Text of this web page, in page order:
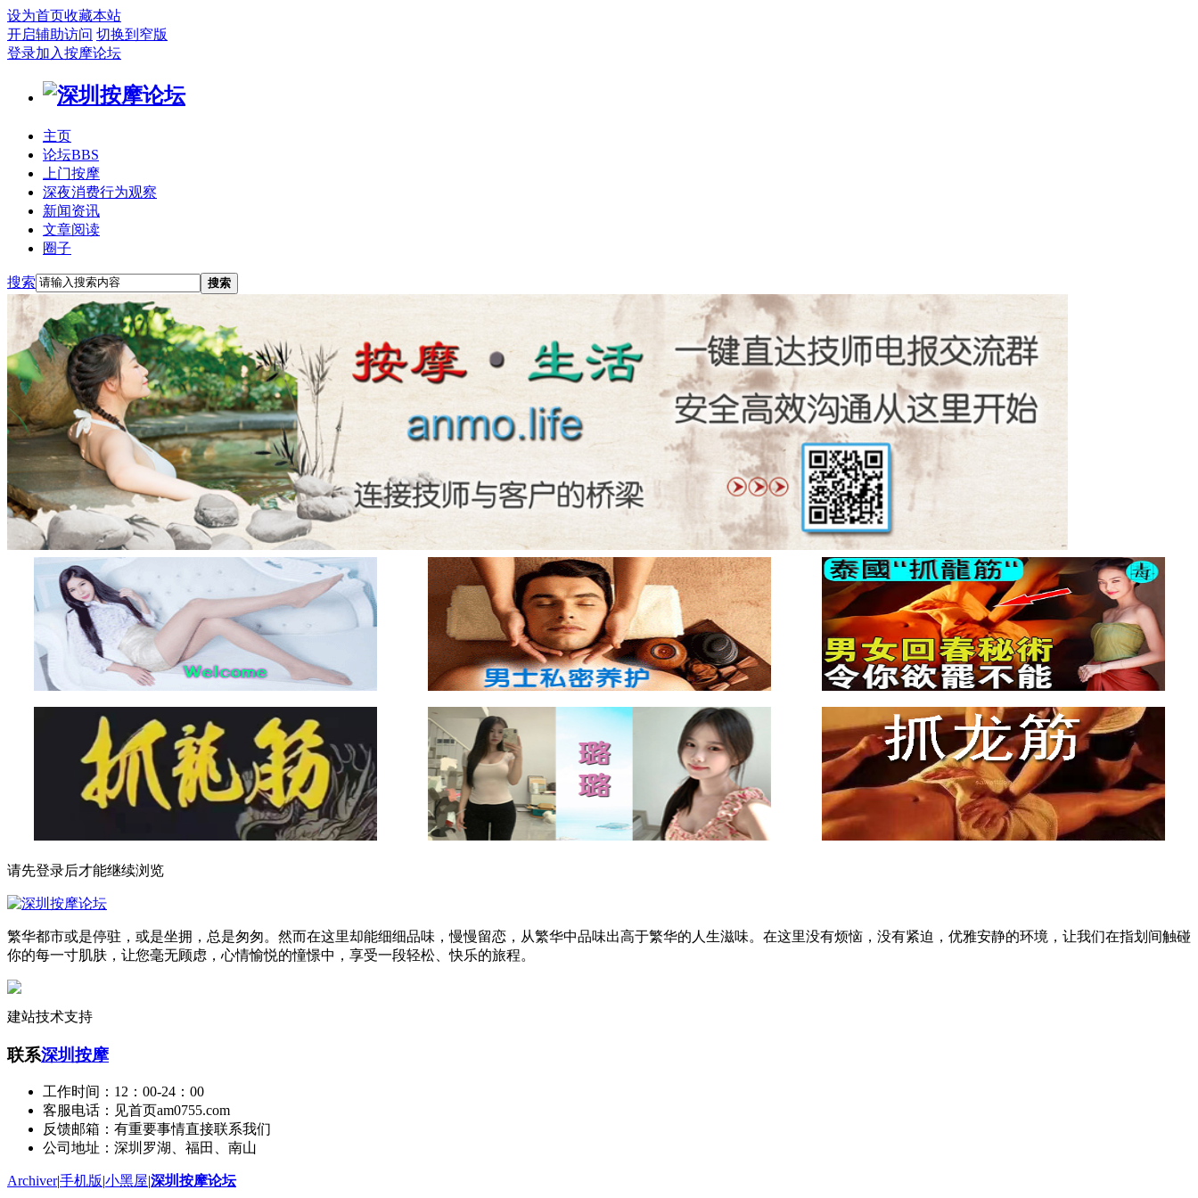
设为首页收藏本站
开启辅助访问 切换到窄版
登录加入按摩论坛
主页
论坛BBS
上门按摩
深夜消费行为观察
新闻资讯
文章阅读
圈子
搜索 搜索
请先登录后才能继续浏览
繁华都市或是停驻，或是坐拥，总是匆匆。然而在这里却能细细品味，慢慢留恋，从繁华中品味出高于繁华的人生滋味。在这里没有烦恼，没有紧迫，优雅安静的环境，让我们在指划间触碰
你的每一寸肌肤，让您毫无顾虑，心情愉悦的憧憬中，享受一段轻松、快乐的旅程。
建站技术支持
联系深圳按摩
工作时间：12：00-24：00
客服电话：见首页am0755.com
反馈邮箱：有重要事情直接联系我们
公司地址：深圳罗湖、福田、南山
Archiver|手机版|小黑屋|深圳按摩论坛